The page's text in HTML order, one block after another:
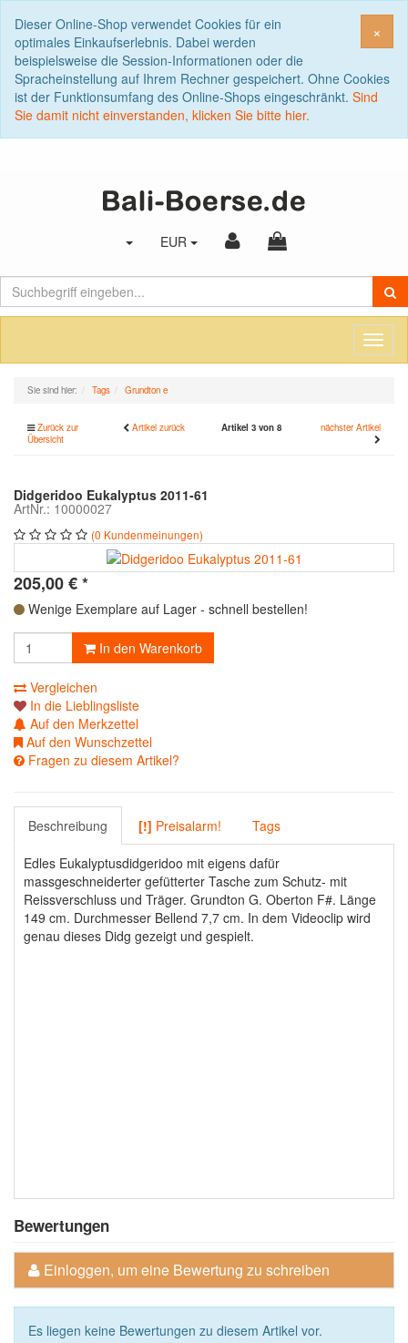
×
Dieser Online-Shop verwendet Cookies für ein
optimales Einkaufserlebnis. Dabei werden
beispielsweise die Session-Informationen oder die
Spracheinstellung auf Ihrem Rechner gespeichert. Ohne Cookies
ist der Funktionsumfang des Online-Shops eingeschränkt. Sind
Sie damit nicht einverstanden, klicken Sie bitte hier.
EUR
Sie sind hier: Tags Grundton e
Zurück zur
Übersicht
Artikel zurück Artikel 3 von 8 nächster Artikel
Didgeridoo Eukalyptus 2011-61
ArtNr.: 10000027
(0 Kundenmeinungen)
205,00€*
Wenige Exemplare auf Lager - schnell bestellen!
In den Warenkorb
Vergleichen
In die Lieblingsliste
Auf den Merkzettel
Auf den Wunschzettel
Fragen zu diesem Artikel?
Beschreibung [!] Preisalarm! Tags
Edles Eukalyptusdidgeridoo mit eigens dafür
massgeschneiderter gefütterter Tasche zum Schutz- mit
Reissverschluss und Träger. Grundton G. Oberton F#. Länge
149 cm. Durchmesser Bellend 7,7 cm. In dem Videoclip wird
genau dieses Didg gezeigt und gespielt.
Bewertungen
Einloggen, um eine Bewertung zu schreiben
Es liegen keine Bewertungen zu diesem Artikel vor.